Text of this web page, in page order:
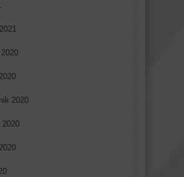
2020
2020